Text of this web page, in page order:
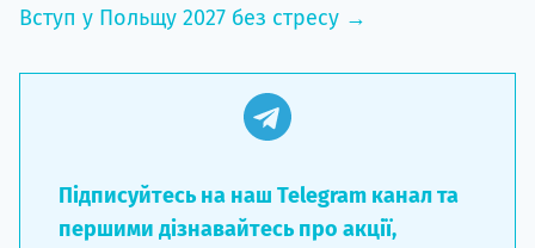
Вступ у Польщу 2027 без стресу →
Підписуйтесь на наш Telegram канал та
першими дізнавайтесь про акції,